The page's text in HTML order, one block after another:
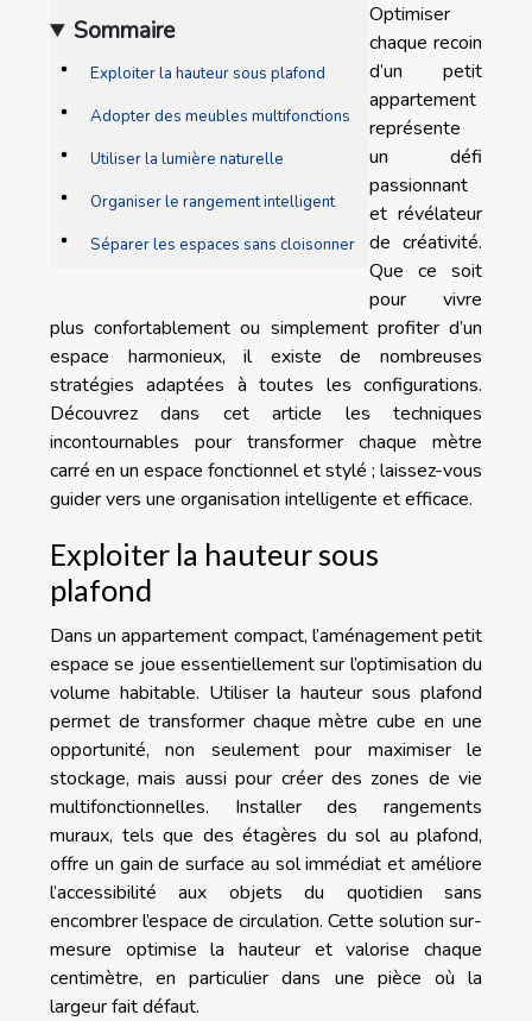
Sommaire
Exploiter la hauteur sous plafond
Adopter des meubles multifonctions
Utiliser la lumière naturelle
Organiser le rangement intelligent
Séparer les espaces sans cloisonner
Optimiser
chaque recoin
d’un petit
appartement
représente
un défi
passionnant
et révélateur
de créativité.
Que ce soit
pour vivre
plus confortablement ou simplement profiter d’un
espace harmonieux, il existe de nombreuses
stratégies adaptées à toutes les configurations.
Découvrez dans cet article les techniques
incontournables pour transformer chaque mètre
carré en un espace fonctionnel et stylé ; laissez-vous
guider vers une organisation intelligente et efficace.
Exploiter la hauteur sous
plafond
Dans un appartement compact, l’aménagement petit
espace se joue essentiellement sur l’optimisation du
volume habitable. Utiliser la hauteur sous plafond
permet de transformer chaque mètre cube en une
opportunité, non seulement pour maximiser le
stockage, mais aussi pour créer des zones de vie
multifonctionnelles. Installer des rangements
muraux, tels que des étagères du sol au plafond,
offre un gain de surface au sol immédiat et améliore
l’accessibilité aux objets du quotidien sans
encombrer l’espace de circulation. Cette solution sur-
mesure optimise la hauteur et valorise chaque
centimètre, en particulier dans une pièce où la
largeur fait défaut.